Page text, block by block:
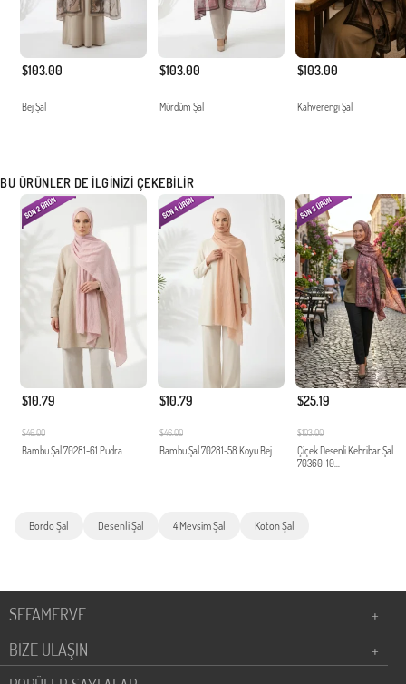
$103.00
Bej Şal
$103.00
Mürdüm Şal
$103.00
Kahverengi Şal
BU ÜRÜNLER DE İLGINIZI ÇEKEBILIR
$10.79
$46.00
Bambu Şal 70281-61 Pudra
$10.79
$46.00
Bambu Şal 70281-58 Koyu Bej
$25.19
$103.00
Çiçek Desenli Kehribar Şal
70360-10...
Bordo Şal Desenli Şal 4 Mevsim Şal Koton Şal
SEFAMERVE
+
BİZE ULAŞIN
+